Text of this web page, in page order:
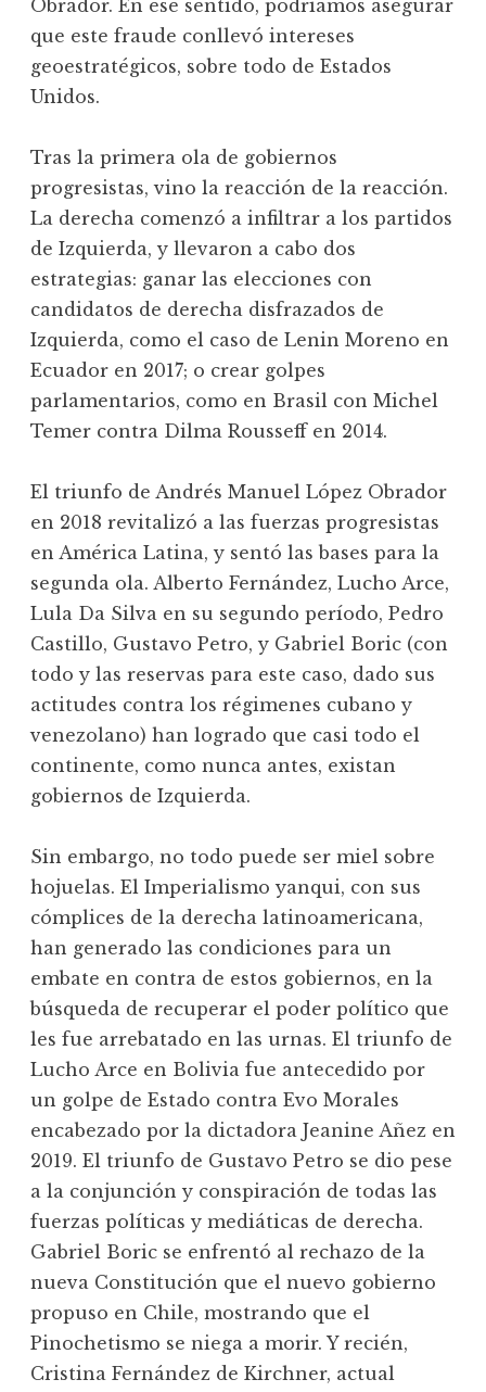
Obrador. En ese sentido, podríamos asegurar
que este fraude conllevó intereses
geoestratégicos, sobre todo de Estados
Unidos.
Tras la primera ola de gobiernos
progresistas, vino la reacción de la reacción.
La derecha comenzó a infiltrar a los partidos
de Izquierda, y llevaron a cabo dos
estrategias: ganar las elecciones con
candidatos de derecha disfrazados de
Izquierda, como el caso de Lenin Moreno en
Ecuador en 2017; o crear golpes
parlamentarios, como en Brasil con Michel
Temer contra Dilma Rousseff en 2014.
El triunfo de Andrés Manuel López Obrador
en 2018 revitalizó a las fuerzas progresistas
en América Latina, y sentó las bases para la
segunda ola. Alberto Fernández, Lucho Arce,
Lula Da Silva en su segundo período, Pedro
Castillo, Gustavo Petro, y Gabriel Boric (con
todo y las reservas para este caso, dado sus
actitudes contra los régimenes cubano y
venezolano) han logrado que casi todo el
continente, como nunca antes, existan
gobiernos de Izquierda.
Sin embargo, no todo puede ser miel sobre
hojuelas. El Imperialismo yanqui, con sus
cómplices de la derecha latinoamericana,
han generado las condiciones para un
embate en contra de estos gobiernos, en la
búsqueda de recuperar el poder político que
les fue arrebatado en las urnas. El triunfo de
Lucho Arce en Bolivia fue antecedido por
un golpe de Estado contra Evo Morales
encabezado por la dictadora Jeanine Añez en
2019. El triunfo de Gustavo Petro se dio pese
a la conjunción y conspiración de todas las
fuerzas políticas y mediáticas de derecha.
Gabriel Boric se enfrentó al rechazo de la
nueva Constitución que el nuevo gobierno
propuso en Chile, mostrando que el
Pinochetismo se niega a morir. Y recién,
Cristina Fernández de Kirchner, actual